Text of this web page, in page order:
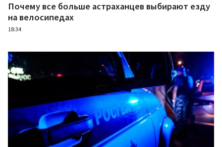
Почему все больше астраханцев выбирают езду
на велосипедах
18:34